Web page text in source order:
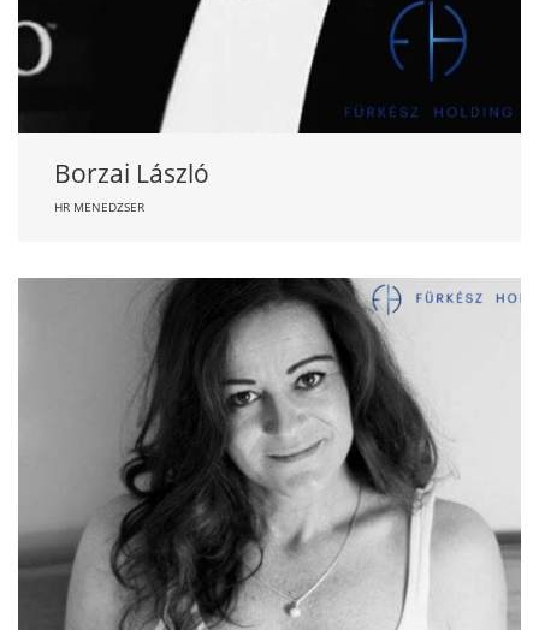
Borzai László
HR MENEDZSER